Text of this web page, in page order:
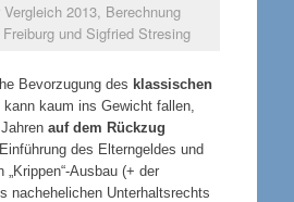
2013, Berechnung
und Sigfried Stresing
Bevorzugung des klassischen
kann kaum ins Gewicht fallen,
auf dem Rückzug
des Elterngeldes und
Ausbau (+ der
nachehelichen Unterhaltsrechts